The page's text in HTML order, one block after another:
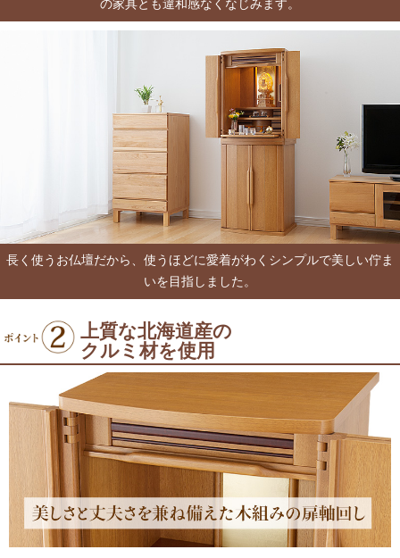
の家具とも違和感なくなじみます。
長く使うお仏壇だから、使うほどに愛着がわくシンプルで美しい佇ま
いを目指しました。
上質な北海道産の
クルミ材を使用